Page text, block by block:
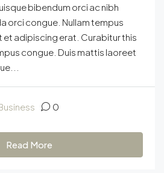
bibendum orci ac nibh
orci congue. Nullam tempus
et adipiscing erat. Curabitur this
congue. Duis mattis laoreet
0
Read More